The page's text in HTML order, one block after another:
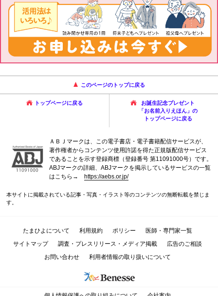
このページのトップに戻る
トップページに戻る
お誕生記念プレゼント
「お名前入りえほん」の
トップページに戻る
ＡＢＪマークは、この電子書店・電子書籍配信サービスが、
著作権者からコンテンツ使用許諾を得た正規版配信サービス
であることを示す登録商標（登録番号 第11091000号）です。
ABJマークの詳細、ABJマークを掲示しているサービスの一覧
はこちら→ https://aebs.or.jp/
本サイトに掲載されている記事・写真・イラスト等のコンテンツの無断転載を禁じま
す。
たまひよについて 利用規約 ポリシー
医師・専門家一覧
サイトマップ
調査・プレスリリース・メディア掲載
広告のご相談
お問い合わせ
利用者情報の取り扱いについて